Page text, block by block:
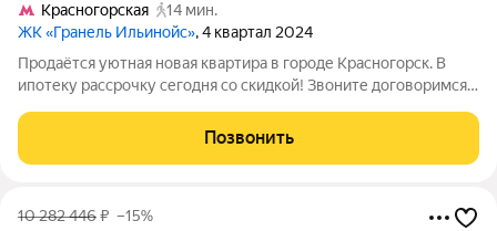
Красногорская
14 мин.
ЖК «Гранель Ильинойс», 4 квартал 2024
Продаётся уютная новая квартира в городе Красногорск. В
ипотеку рассрочку сегодня со скидкой! Звоните договоримся о
станций Красногорская (1.3 километра), Павшино (2.4
километра) и других ближайших
Позвонить
10 282 446₽ –15%